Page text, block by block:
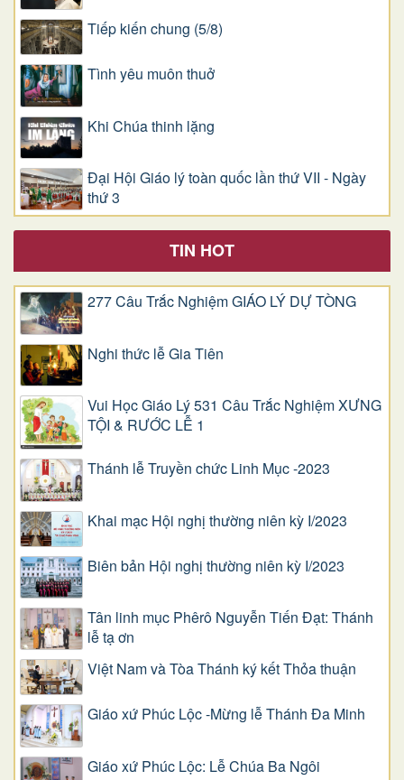
Tiếp kiến chung (5/8)
Tình yêu muôn thuở
Khi Chúa thinh lặng
Đại Hội Giáo lý toàn quốc lần thứ VII - Ngày
thứ 3
TIN HOT
277 Câu Trắc Nghiệm GIÁO LÝ DỰ TÒNG
Nghi thức lễ Gia Tiên
Vui Học Giáo Lý 531 Câu Trắc Nghiệm XƯNG
TỘI & RƯỚC LỄ 1
Thánh lễ Truyền chức Linh Mục -2023
Khai mạc Hội nghị thường niên kỳ I/2023
Biên bản Hội nghị thường niên kỳ I/2023
Tân linh mục Phêrô Nguyễn Tiến Đạt: Thánh
lễ tạ ơn
Việt Nam và Tòa Thánh ký kết Thỏa thuận
Giáo xứ Phúc Lộc -Mừng lễ Thánh Đa Minh
Giáo xứ Phúc Lộc: Lễ Chúa Ba Ngôi